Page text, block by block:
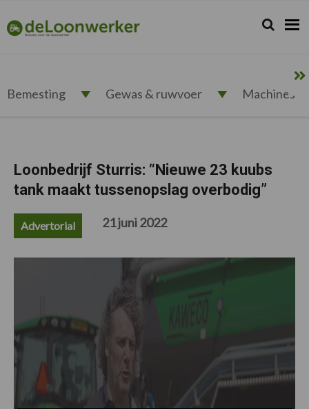
de
hoofdnavigatie
de
hoofd
de
eerste
de
voettekst
deloonwerker.nl Zoeken...
Zoek
Bemesting Gewas & ruwvoer Machines
Loonbedrijf Sturris: “Nieuwe 23 kuubs
tank maakt tussenopslag overbodig”
Advertorial 21 juni 2022